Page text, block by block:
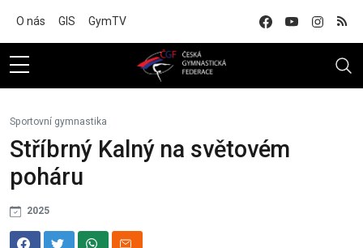
O nás GIS GymTV
Sportovní gymnastika
Stříbrný Kalný na světovém
poháru
2025